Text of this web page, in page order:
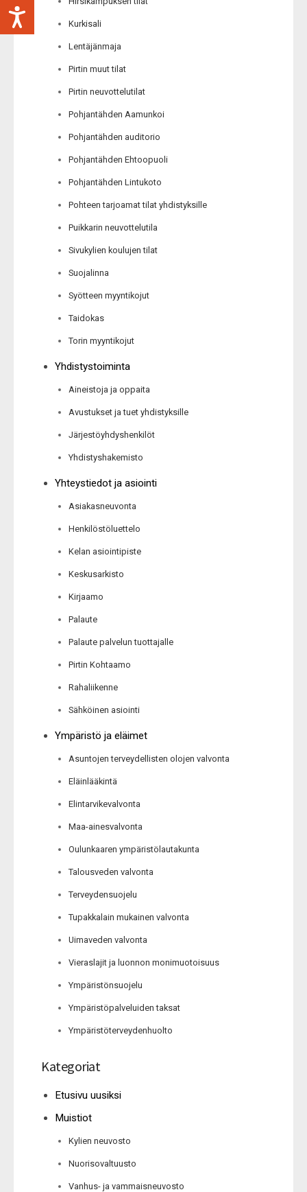
Kurkisali
Lentäjänmaja
Pirtin muut tilat
Pirtin neuvottelutilat
Pohjantähden Aamunkoi
Pohjantähden auditorio
Pohjantähden Ehtoopuoli
Pohjantähden Lintukoto
Pohteen tarjoamat tilat yhdistyksille
Puikkarin neuvottelutila
Sivukylien koulujen tilat
Suojalinna
Syötteen myyntikojut
Taidokas
Torin myyntikojut
Yhdistystoiminta
Aineistoja ja oppaita
Avustukset ja tuet yhdistyksille
Järjestöyhdyshenkilöt
Yhdistyshakemisto
Yhteystiedot ja asiointi
Asiakasneuvonta
Henkilöstöluettelo
Kelan asiointipiste
Keskusarkisto
Kirjaamo
Palaute
Palaute palvelun tuottajalle
Pirtin Kohtaamo
Rahaliikenne
Sähköinen asiointi
Ympäristö ja eläimet
Asuntojen terveydellisten olojen valvonta
Eläinlääkintä
Elintarvikevalvonta
Maa-ainesvalvonta
Oulunkaaren ympäristölautakunta
Talousveden valvonta
Terveydensuojelu
Tupakkalain mukainen valvonta
Uimaveden valvonta
Vieraslajit ja luonnon monimuotoisuus
Ympäristönsuojelu
Ympäristöpalveluiden taksat
Ympäristöterveydenhuolto
Kategoriat
Etusivu uusiksi
Muistiot
Kylien neuvosto
Nuorisovaltuusto
Vanhus- ja vammaisneuvosto